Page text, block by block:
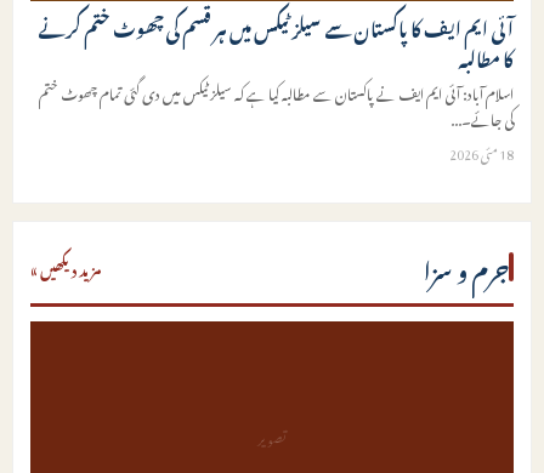
آئی ایم ایف کا پاکستان سے سیلز ٹیکس میں ہر قسم کی چھوٹ ختم کرنے
کا مطالبہ
اسلام آباد: آئی ایم ایف نے پاکستان سے مطالبہ کیا ہے کہ سیلز ٹیکس میں دی گئی تمام چھوٹ ختم
کی جائے۔...
18 مئی 2026
جرم و سزا مزید دیکھیں »
تصویر